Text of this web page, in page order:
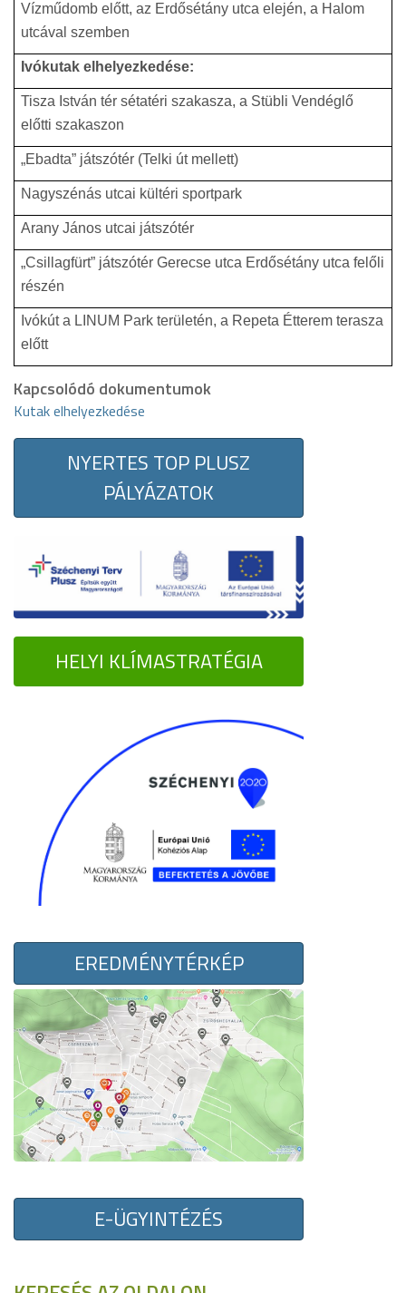
Vízműdomb előtt, az Erdősétány utca elején, a Halom
utcával szemben
Ivókutak elhelyezkedése:
Tisza István tér sétatéri szakasza, a Stübli Vendéglő
előtti szakaszon
„Ebadta” játszótér (Telki út mellett)
Nagyszénás utcai kültéri sportpark
Arany János utcai játszótér
„Csillagfürt” játszótér Gerecse utca Erdősétány utca felőli
részén
Ivókút a LINUM Park területén, a Repeta Étterem terasza
előtt
Kapcsolódó dokumentumok
Kutak elhelyezkedése
NYERTES TOP PLUSZ
PÁLYÁZATOK
HELYI KLÍMASTRATÉGIA
EREDMÉNYTÉRKÉP
E-ÜGYINTÉZÉS